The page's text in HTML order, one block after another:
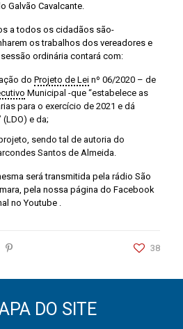
Galvão Cavalcante.
todos os cidadãos são-
os trabalhos dos vereadores e
ordinária contará com:
do Projeto de Leinº 06/2020 – de
Municipal -que “estabelece as
para o exercício de 2021 e dá
e da;
sendo tal de autoria do
Santos de Almeida.
será transmitida pela rádio São
pela nossa página do Facebook
no Youtube .
38
DO SITE